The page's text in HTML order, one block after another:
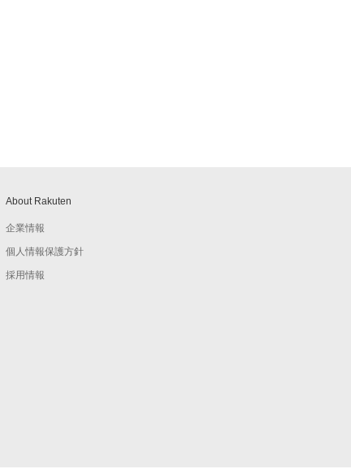
About Rakuten
企業情報
個人情報保護方針
採用情報